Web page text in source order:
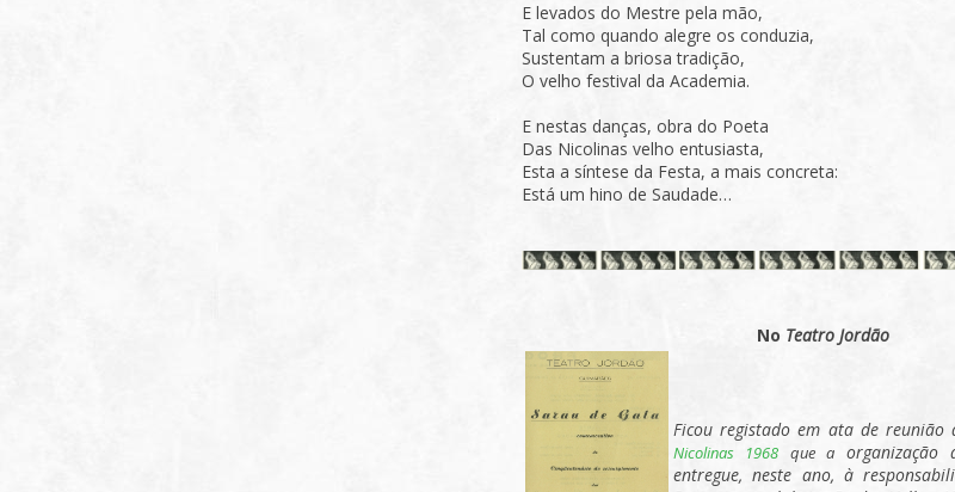
E levados do Mestre pela mão,
Tal como quando alegre os conduzia,
Sustentam a briosa tradição,
O velho festival da Academia.
E nestas danças, obra do Poeta
Das Nicolinas velho entusiasta,
Esta a síntese da Festa, a mais concreta:
Está um hino de Saudade…
No Teatro Jordão
Ficou registado em ata de reunião
Nicolinas 1968 que aorganização
entregue, neste ano, à